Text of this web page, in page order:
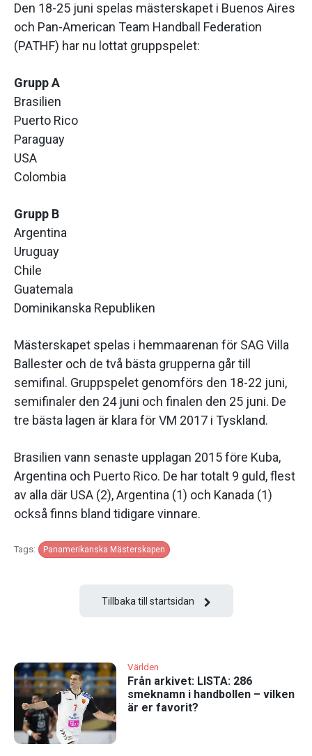
Den 18-25 juni spelas mästerskapet i Buenos Aires
och Pan-American Team Handball Federation
(PATHF) har nu lottat gruppspelet:
Grupp A
Brasilien
Puerto Rico
Paraguay
USA
Colombia
Grupp B
Argentina
Uruguay
Chile
Guatemala
Dominikanska Republiken
Mästerskapet spelas i hemmaarenan för SAG Villa
Ballester och de två bästa grupperna går till
semifinal. Gruppspelet genomförs den 18-22 juni,
semifinaler den 24 juni och finalen den 25 juni. De
tre bästa lagen är klara för VM 2017 i Tyskland.
Brasilien vann senaste upplagan 2015 före Kuba,
Argentina och Puerto Rico. De har totalt 9 guld, flest
av alla där USA (2), Argentina (1) och Kanada (1)
också finns bland tidigare vinnare.
Tags: Panamerikanska Mästerskapen
Tillbaka till startsidan
Världen
Från arkivet: LISTA: 286
smeknamn i handbollen – vilken
är er favorit?